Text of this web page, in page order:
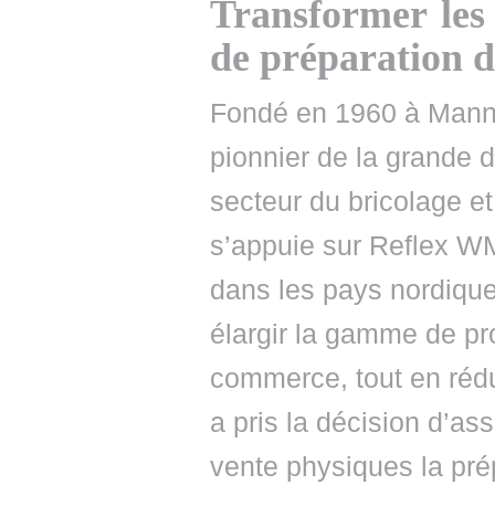
Transformer
de préparation
Fondé en 1960 à
pionnier de la grande
secteur du bricolage
s’appuie sur Reflex
dans les pays
élargir la gamme de
commerce, tout en
a pris la décision
vente physiques la